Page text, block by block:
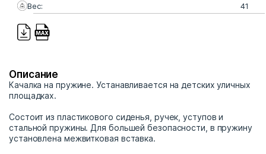
Вес: 41
Описание
Качалка на пружине. Устанавливается на детских уличных
площадках.
Состоит из пластикового сиденья, ручек, уступов и
стальной пружины. Для большей безопасности, в пружину
установлена межвитковая вставка.